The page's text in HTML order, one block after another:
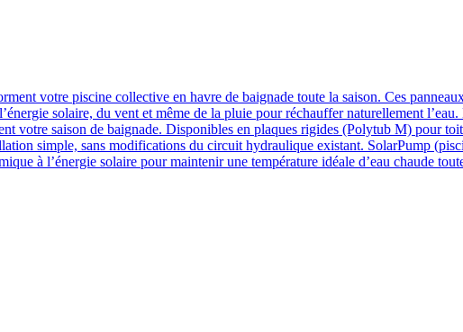
votre piscine collective en havre de baignade toute la saison. Ces
solaire, du vent et même de la pluie pour réchauffer naturellement
votre saison de baignade. Disponibles en plaques rigides (Polytub M) pour
simple, sans modifications du circuit hydraulique existant. SolarPump
à l’énergie solaire pour maintenir une température idéale d’eau chaude